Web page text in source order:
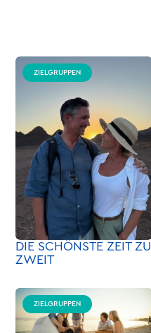
ZIELGRUPPEN
DIE SCHÖNSTE ZEIT ZU
ZWEIT
ZIELGRUPPEN